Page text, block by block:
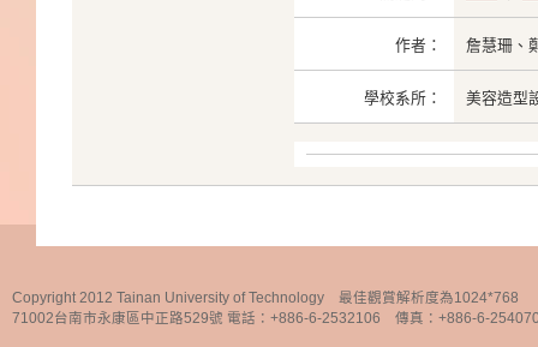
作者： 詹慧珊、
學校系所： 美容造型
Copyright 2012 Tainan University of Technology 最佳觀賞解析度為1024*768
71002台南市永康區中正路529號 電話：+886-6-2532106 傳真：+886-6-